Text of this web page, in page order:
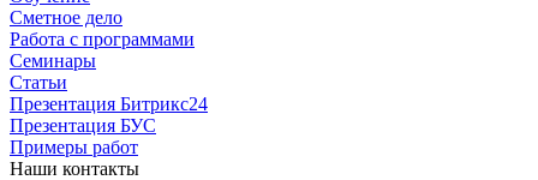
Сметное дело
Работа с программами
Семинары
Статьи
Презентация Битрикс24
Презентация БУС
Примеры работ
Наши контакты